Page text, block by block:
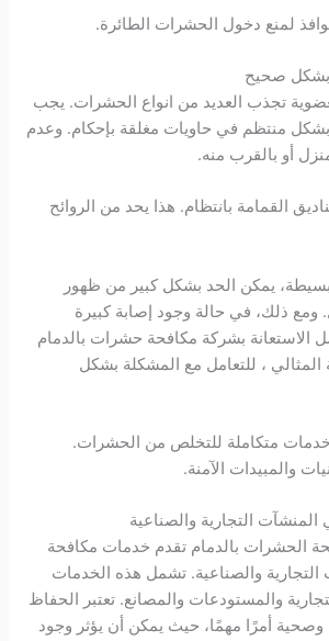
لمنع دخول الحشرات الطائرة.
بشكل صحيح
تجذب العديد من انواع الحشرات. يجب
منتظم في حاويات مغلقة بإحكام. وعدم
أو بالقرب منه.
القمامة بانتظام. هذا يحد من الروائح
يمكن الحد بشكل كبير من ظهور
ذلك، في حالة وجود إصابة كبيرة
الاستعانة بشركة مكافحة حشرات بالدمام
، للتعامل مع المشكلة بشكل
متكاملة للتخلص من الحشرات.
والمبيدات الآمنة.
التجارية والصناعية
الحشرات بالدمام تقدم خدمات مكافحة
والصناعية. تشمل هذه الخدمات
والمستودعات والمصانع. تعتبر الحفاظ
أمرًا مهمًا، حيث يمكن أن يؤثر وجود